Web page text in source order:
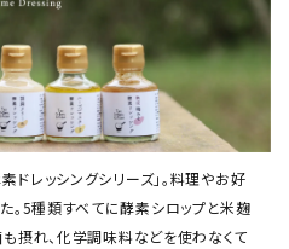
ドレッシングシリーズ」。料理やお好
。5種類すべてに酵素シロップと米麹
摂れ、化学調味料などを使わなくて